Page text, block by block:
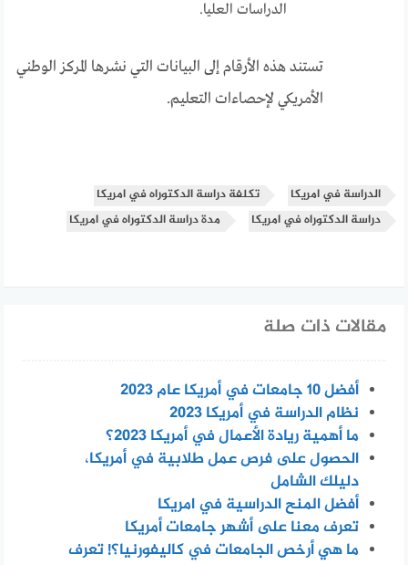
الدراسات العليا.
تستند هذه الأرقام إلى البيانات التي نشرها المركز الوطني
الأمريكي لإحصاءات التعليم.
الدراسة في امريكا
تكلفة دراسة الدكتوراه في امريكا
دراسة الدكتوراه في امريكا
مدة دراسة الدكتوراه في امريكا
مقالات ذات صلة
أفضل 10 جامعات في أمريكا عام 2023
نظام الدراسة في أمريكا 2023
ما أهمية ريادة الأعمال في أمريكا 2023؟
الحصول على فرص عمل طلابية في أمريكا،
دليلك الشامل
أفضل المنح الدراسية في امريكا
تعرف معنا على أشهر جامعات أمريكا
ما هي أرخص الجامعات في كاليفورنيا؟! تعرف